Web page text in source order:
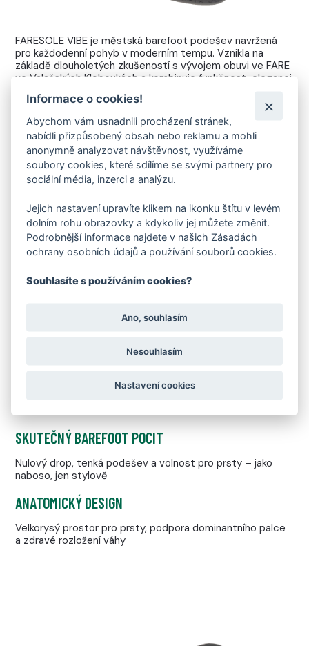
FARESOLE VIBE je městská barefoot podešev navržená
pro každodenní pohyb v moderním tempu. Vznikla na
základě dlouholetých zkušeností s vývojem obuvi ve FARE
ve Valašských Kloboukách a kombinuje funkčnost, eleganci
kontakt se zemí bez rušivých prvků. Díky nulovému dropu a
vysoké flexibilitě poskytuje FARESOLE VIBE autentický
barefoot pocit při chůzi po městě – v práci, ve volném
čase i při celodenním nošení.
VYVINUTO A VYROBENO VE FARE
Vlastní konstrukce navržená pro městské prostředí,
výroba ve Valašských Kloboukách
OPTIMALIZOVÁNO PRO MĚSTO
Ideální pro dlažbu, beton, asfalt, interiéry i každodenní
SKUTEČNÝ BAREFOOT POCIT
Nulový drop, tenká podešev a volnost pro prsty – jako
naboso, jen stylově
ANATOMICKÝ DESIGN
Velkorysý prostor pro prsty, podpora dominantního palce
a zdravé rozložení váhy
Informace o cookies!
Abychom vám usnadnili procházení stránek,
nabídli přizpůsobený obsah nebo reklamu a mohli
anonymně analyzovat návštěvnost, využíváme
soubory cookies, které sdílíme se svými partnery pro
sociální média, inzerci a analýzu.
Jejich nastavení upravíte klikem na ikonku štítu v levém
dolním rohu obrazovky a kdykoliv jej můžete změnit.
Podrobnější informace najdete v našich Zásadách
ochrany osobních údajů a používání souborů cookies.
Souhlasíte s používáním cookies?
Ano, souhlasím
Nesouhlasím
Nastavení cookies